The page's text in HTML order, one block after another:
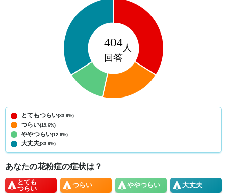
とてもつらい(33.9%)
つらい(19.6%)
ややつらい(12.6%)
大丈夫(33.9%)
あなたの花粉症の症状は？
とても
つらい
つらい ややつらい 大丈夫